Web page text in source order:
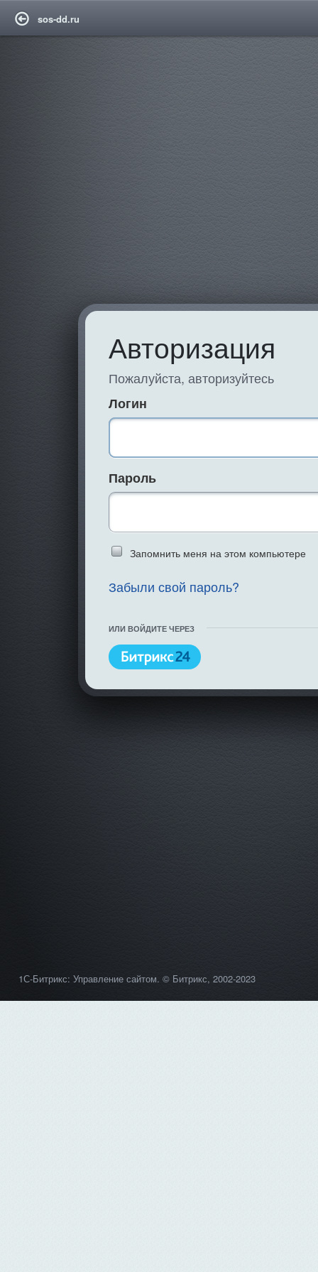
sos-dd.ru
1С-Битрикс: Управление сайтом. © Битрикс, 2002-2023
Авторизация
Пожалуйста, авторизуйтесь
Логин
Пароль
Введите слово
Запомнить меня на этом компьютере
Забыли свой пароль?
ИЛИ ВОЙДИТЕ ЧЕРЕЗ